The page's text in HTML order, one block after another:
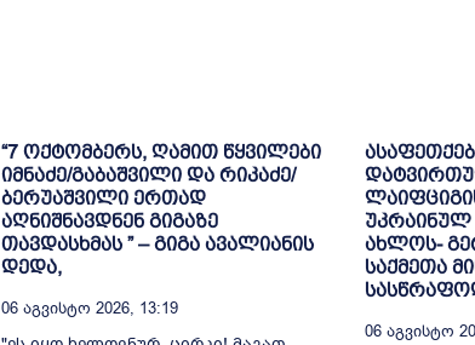
“7 ოქტომბერს, ღამით წყვილები
იმნაძე/გაბაშვილი და რიკაძე/
ბერუაშვილი ერთად
აღნიშნავდნენ გიგაზე
თავდასხმას ” – გიგა ავალიანის
დედა,
06 Აგვისტო 2026, 13:19
უკრაინულ
ახლოს-
საქმეთა
06 Აგვისტო